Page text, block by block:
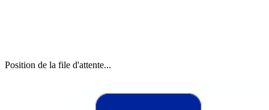
Position de la file d'attente...